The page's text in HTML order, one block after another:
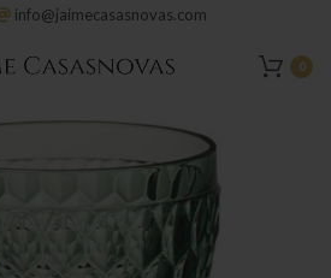
info@jaimecasasnovas.com
0